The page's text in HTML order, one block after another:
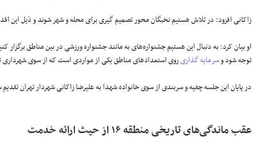
زاکانی افزود: در تلاش هستیم نخبگان محور تصمیم گیری برای محله و شهر شوند و ذیل این اقدام ۵۲ اقدام و برنامه تعریف
او بیان کرد: به دنبال این هستیم جشنواره‌های به مانند جشنواره ورزشی در بین مناطق
توجه شود وسرمایه گذاریروی استعداد‌های مناطق یکی از مواردی است که از سوی شهرداری
در پایان این جلسه چفیه و سربندی از سوی خانواده شهدا به علیرضا زاکانی شهردار تهران
عقب ماندگی‌های تاریخی منطقه ۱۶ از حیث ارائه خدمت